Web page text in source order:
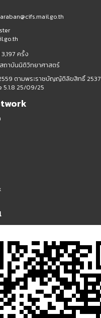
3,197 ครั้ง
สถาบันนิติวิทยาศาสตร์
ตามพระราชบัญญัติลิขสิทธิ์ 2537
5.1.8 25/09/25